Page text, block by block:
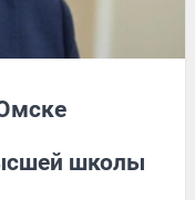
школы